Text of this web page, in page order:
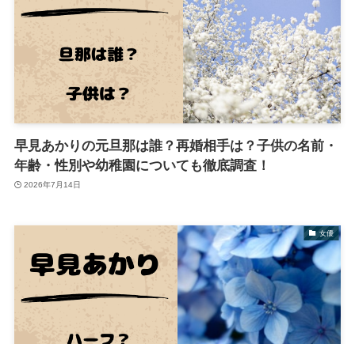
早見あかりの元旦那は誰？再婚相手は？子供の名前・
年齢・性別や幼稚園についても徹底調査！
2026年7月14日
女優